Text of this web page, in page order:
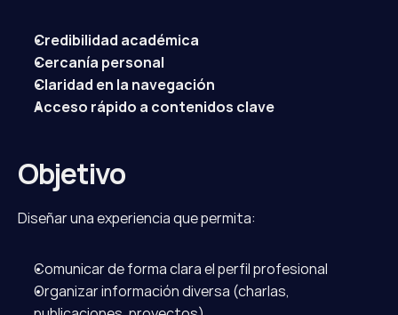
Credibilidad académica
Cercanía personal
Claridad en la navegación
Acceso rápido a contenidos clave
Objetivo
Diseñar una experiencia que permita:
Comunicar de forma clara el perfil profesional
Organizar información diversa (charlas,